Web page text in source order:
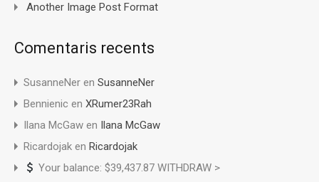
Another Image Post Format
Comentaris recents
SusanneNer en SusanneNer
Bennienic en XRumer23Rah
Ilana McGaw en Ilana McGaw
Ricardojak en Ricardojak
Your balance: $39,437.87 WITHDRAW >